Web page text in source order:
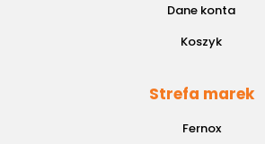
Dane konta
Koszyk
Strefa marek
Fernox